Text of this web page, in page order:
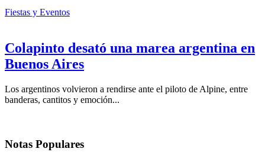
Fiestas y Eventos
Colapinto desató una marea argentina en
Buenos Aires
Los argentinos volvieron a rendirse ante el piloto de Alpine, entre
banderas, cantitos y emoción...
Notas Populares